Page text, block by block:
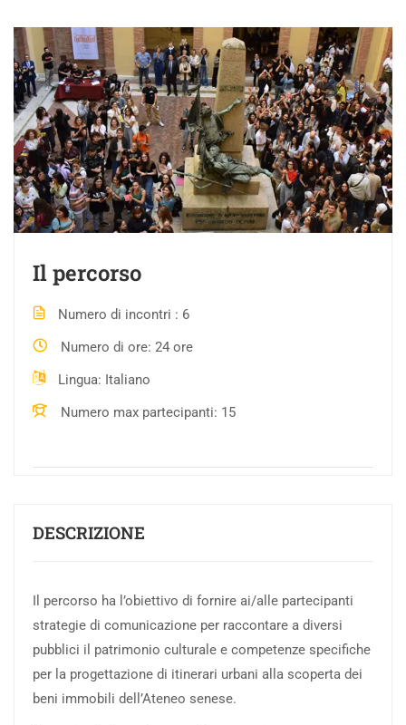
DESCRIZIONE
Il percorso ha l’obiettivo di fornire ai/alle partecipanti
strategie di comunicazione per raccontare a diversi
pubblici il patrimonio culturale e competenze specifiche
per la progettazione di itinerari urbani alla scoperta dei
beni immobili dell’Ateneo senese.
Il percorso
Numero di incontri
6
Numero di ore 24 ore
Lingua Italiano
Numero max partecipanti 15